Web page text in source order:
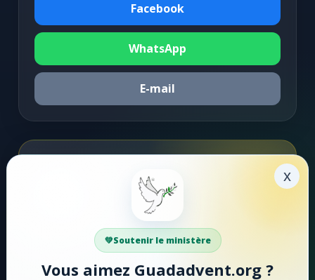
Facebook
WhatsApp
E-mail
Votre soutien aide Guadadvent.org à continuer sa
mission de foi, d'encouragement et d'édification.
x
Soutenir le ministère
Vous aimez Guadadvent.org ?